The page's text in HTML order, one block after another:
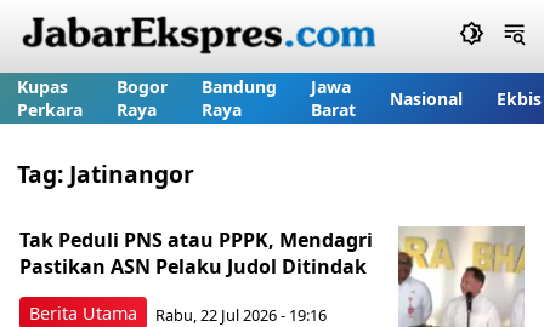
Kupas
Perkara
Bogor
Raya
Bandung
Raya
Jawa
Barat
Nasional Ekbis
Tag: Jatinangor
Berita Utama
Tak Peduli PNS atau PPPK, Mendagri
Pastikan ASN Pelaku Judol Ditindak
Rabu, 22 Jul 2026 - 19:16